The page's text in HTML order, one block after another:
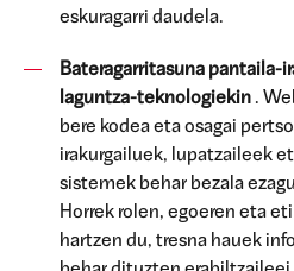
eskuragarri daudela.
Bateragarritasuna pantaila-
laguntza-teknologiekin .
bere kodea eta osagai
irakurgailuek, lupatzaileek
sistemek behar bezala
Horrek rolen, egoeren eta
hartzen du, tresna hauek